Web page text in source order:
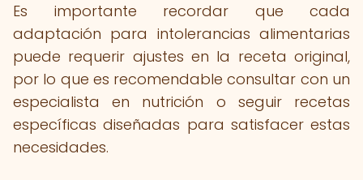
Es importante recordar que cada
adaptación para intolerancias alimentarias
puede requerir ajustes en la receta original,
por lo que es recomendable consultar con un
especialista en nutrición o seguir recetas
específicas diseñadas para satisfacer estas
necesidades.